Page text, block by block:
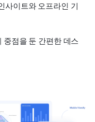
사이트와 오프라인 기
중점을 둔 간편한 데스